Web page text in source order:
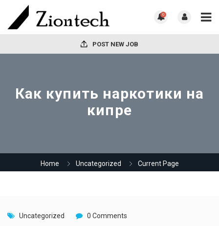
0
POST NEW JOB
Как купить наркотики на
кипре
Home Uncategorized Current Page
Uncategorized 0 Comments